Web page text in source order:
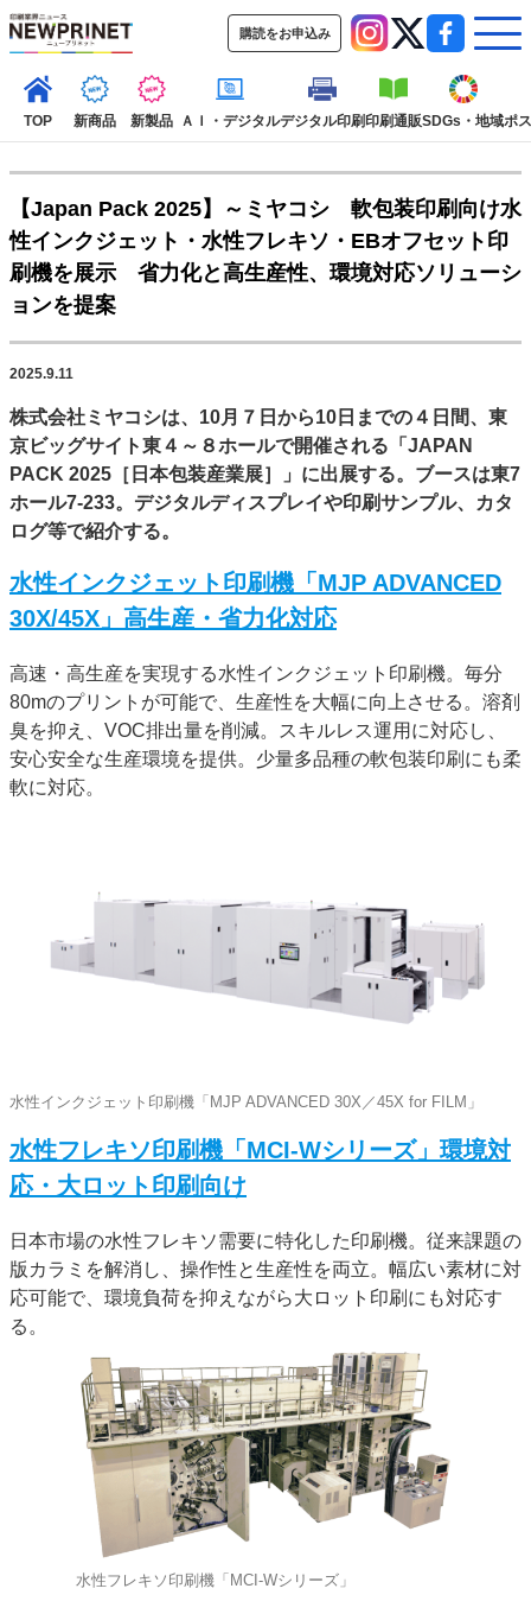
購読をお申込み
TOP 新商品 新製品 ＡＩ・デジタルデジタル印刷印刷通販SDGs・地域ポ
インデックス
TOP
新着記事 特集記事
動画コンテンツ
インタビュー
コレクション
新商品
SDGs・地域
ビジネス イベント 信用情報
業界
市場・統計
人事・移転・異動・訃報
特集記事カテゴリー一覧
2022 見える化・MIS特集
JAPAN PACK 2023 特集
中古印刷機・製本機特集
2022 検査・校正特集
特集・デジタル印刷 ～ 新成長軌道を描く
案内
発刊案内
JFPI印刷用語集 印刷機材年鑑
運営
会社案内
【Japan Pack 2025】～ミヤコシ 軟包装印刷向け水
性インクジェット・水性フレキソ・EBオフセット印
刷機を展示 省力化と高生産性、環境対応ソリューシ
ョンを提案
2025.9.11
株式会社ミヤコシは、10月７日から10日までの４日間、東
京ビッグサイト東４～８ホールで開催される「JAPAN
PACK 2025［日本包装産業展］」に出展する。ブースは東7
ホール7-233。デジタルディスプレイや印刷サンプル、カタ
ログ等で紹介する。
水性インクジェット印刷機「MJP ADVANCED
30X/45X」高生産・省力化対応
高速・高生産を実現する水性インクジェット印刷機。毎分
80mのプリントが可能で、生産性を大幅に向上させる。溶剤
臭を抑え、VOC排出量を削減。スキルレス運用に対応し、
安心安全な生産環境を提供。少量多品種の軟包装印刷にも柔
軟に対応。
水性インクジェット印刷機「MJP ADVANCED 30X／45X for FILM」
水性フレキソ印刷機「MCI-Wシリーズ」環境対
応・大ロット印刷向け
日本市場の水性フレキソ需要に特化した印刷機。従来課題の
版カラミを解消し、操作性と生産性を両立。幅広い素材に対
応可能で、環境負荷を抑えながら大ロット印刷にも対応す
る。
水性フレキソ印刷機「MCI-Wシリーズ」